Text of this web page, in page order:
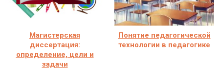
Магистерская
диссертация:
определение, цели и
задачи
Понятие педагогической
технологии в педагогике